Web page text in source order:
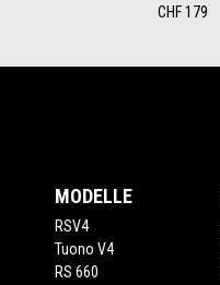
CHF 179
MODELLE
RSV4
Tuono V4
RS 660